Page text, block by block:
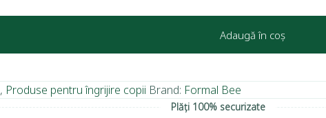
Adaugă în coș
, Produse pentru îngrijire copii Brand: Formal Bee
Plăți 100% securizate